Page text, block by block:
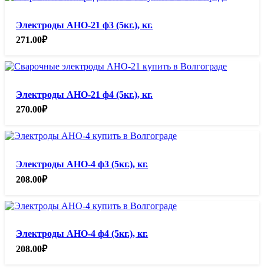
Электроды АНО-21 ф3 (5кг.), кг.
271.00₽
Электроды АНО-21 ф4 (5кг.), кг.
270.00₽
Электроды АНО-4 ф3 (5кг.), кг.
208.00₽
Электроды АНО-4 ф4 (5кг.), кг.
208.00₽